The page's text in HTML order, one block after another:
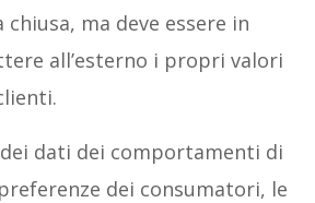
ma deve essere in
all’esterno i propri valori
dei dati dei comportamenti di
dei consumatori, le